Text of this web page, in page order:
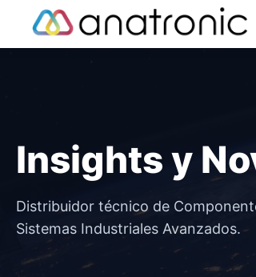
contenido
Componentes Electromecánicos
Insights y
Distribuidor técnico de
Sistemas Industriales Avanzados.